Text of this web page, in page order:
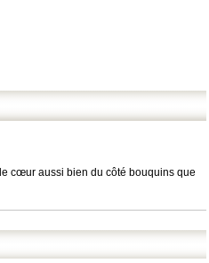
cœur aussi bien du côté bouquins que